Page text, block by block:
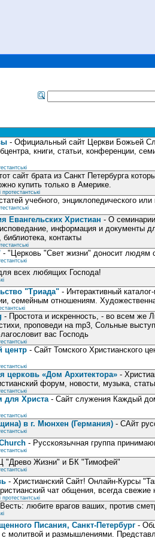
- Официальный сайт Церкви Божьей
книги, статьи, конференции,
сайт брата из Санкт Петербурга
купить только в Америке.
протестантські
учебного, энциклопедического
Евангельских Христиан - О
информация и документы
контакты
- "Церковь "Свет жизни" доносит людям
всех любящих Господа!
"Триада" - Интерактивный
семейным отношениям.
- Простота и искренность, - во всем же
проповеди на mp3, Сольные
вас Господь
центр - Сайт Томского Христианского
церковь «Дом Архитектора» -
форум, новости, музыка,
для Христа- Сайт служения Каждый
в г. Мюнхен (Германия) - САйт
- Русскоязычная группа
"Древо Жизни" и БК "Тимофей"
- Христианский Сайт! Онлайн-Курсы
чат общения, всегда свежие
протестантські
любите врагов ваших, против
Писания, Санкт-Петербург -
с молитвой и размышлениями.